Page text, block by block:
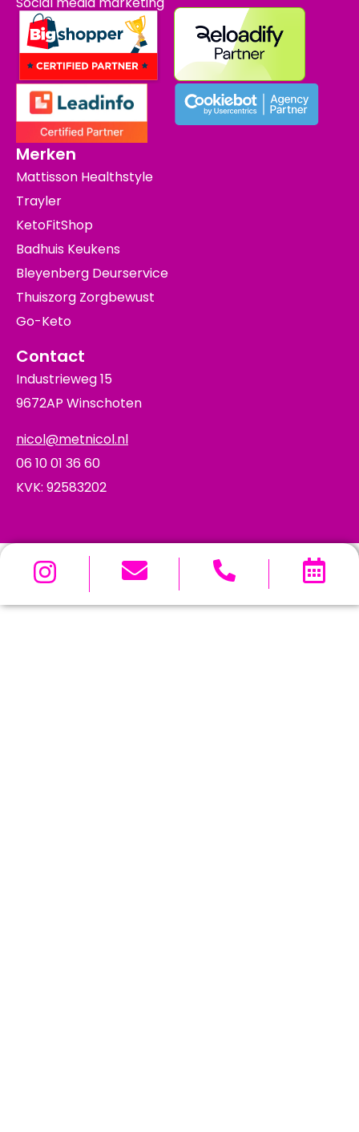
Merken
Mattisson Healthstyle
Trayler
KetoFitShop
Badhuis Keukens
Bleyenberg Deurservice
Thuiszorg Zorgbewust
Go-Keto
Contact
Industrieweg 15
9672AP Winschoten
nicol@metnicol.nl
06 10 01 36 60
KVK: 92583202